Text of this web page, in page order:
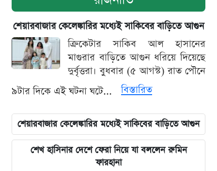
শেয়ারবাজার কেলেঙ্কারির মধ্যেই সাকিবের বাড়িতে আগুন
ক্রিকেটার সাকিব আল হাসানের
মাগুরার বাড়িতে আগুন ধরিয়ে দিয়েছে
দুর্বৃত্তরা। বুধবার (৫ আগস্ট) রাত পৌনে
৯টার দিকে এই ঘটনা ঘটে...
বিস্তারিত
শেয়ারবাজার কেলেঙ্কারির মধ্যেই সাকিবের বাড়িতে আগুন
শেখ হাসিনার দেশে ফেরা নিয়ে যা বললেন রুমিন
ফারহানা